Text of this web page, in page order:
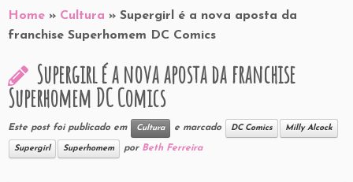
to
content
Home » Cultura » Supergirl é a nova aposta da
franchise Superhomem DC Comics
Supergirl é a nova aposta da franchise
Superhomem DC Comics
Este post foi publicado em Cultura e marcado DC Comics Milly Alcock
Supergirl Superhomem por Beth Ferreira